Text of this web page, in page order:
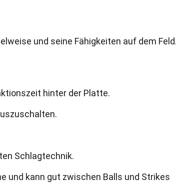
und seine Fähigkeiten auf dem
hinter der Platte.
Schlagtechnik.
und kann gut zwischen Balls und Strikes